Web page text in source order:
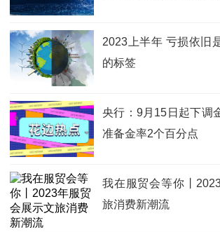
2023上半年 亏损依旧
的标签
央行：9月15日起下调
准备金率2个百分点
我在服贸会等你丨
旅消费新潮流